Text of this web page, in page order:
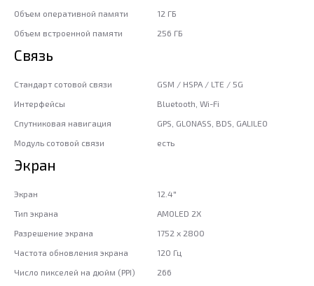
Объем оперативной памяти
12 ГБ
Объем встроенной памяти
256 ГБ
Связь
Стандарт сотовой связи
GSM / HSPA / LTE / 5G
Интерфейсы
Bluetooth, Wi-Fi
Спутниковая навигация
GPS, GLONASS, BDS, GALILEO
Модуль сотовой связи
есть
Экран
Экран
12.4"
Тип экрана
AMOLED 2X
Разрешение экрана
1752 x 2800
Частота обновления экрана
120 Гц
Число пикселей на дюйм (PPI)
266